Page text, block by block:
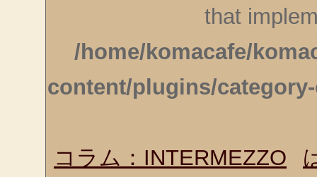
that
/home/komacafe/
content/plugins/
コラム：INTERMEZZO